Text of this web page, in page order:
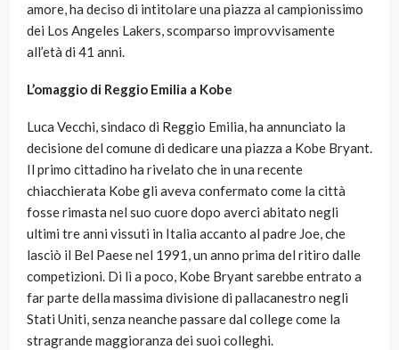
amore, ha deciso di intitolare una piazza al campionissimo
dei Los Angeles Lakers, scomparso improvvisamente
all’età di 41 anni.
L’omaggio di Reggio Emilia a Kobe
Luca Vecchi, sindaco di Reggio Emilia, ha annunciato la
decisione del comune di dedicare una piazza a Kobe Bryant.
Il primo cittadino ha rivelato che in una recente
chiacchierata Kobe gli aveva confermato come la città
fosse rimasta nel suo cuore dopo averci abitato negli
ultimi tre anni vissuti in Italia accanto al padre Joe, che
lasciò il Bel Paese nel 1991, un anno prima del ritiro dalle
competizioni. Di lì a poco, Kobe Bryant sarebbe entrato a
far parte della massima divisione di pallacanestro negli
Stati Uniti, senza neanche passare dal college come la
stragrande maggioranza dei suoi colleghi.